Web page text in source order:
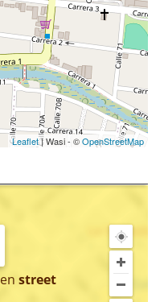
Leaflet| Wasi - ©OpenStreetMap
en street